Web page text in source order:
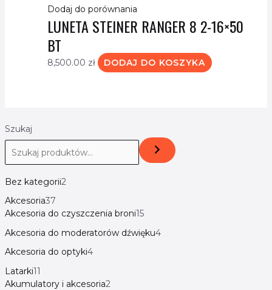
Szukaj
Bez kategorii2
Akcesoria37
Akcesoria do czyszczenia broni15
Akcesoria do moderatorów dźwięku4
Akcesoria do optyki4
Latarki11
Akumulatory i akcesoria2
Dodaj do porównania
LUNETA STEINER RANGER 8 2-16×50
BT
8,500.00 zł DODAJ DO KOSZYKA